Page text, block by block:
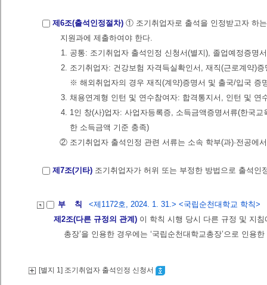
제6조(출석인정절차) ① 조기취업자로 출석을 인정받고자 하
지원과에 제출하여야 한다.
1. 공통: 조기취업자 출석인정 신청서(별지), 졸업예정증명
2. 조기취업자: 건강보험 자격득실확인서, 재직(근로계약)
※ 해외취업자의 경우 재직(계약)증명서 및 출국/입국 증
3. 채용연계형 인턴 및 연수참여자: 합격통지서, 인턴 및 연
4. 1인 창(사)업자: 사업자등록증, 소득금액증명서류(한국
한 소득금액 기준 충족)
② 조기취업자 출석인정 관련 서류는 소속 학부(과)·전공에
제7조(기타) 조기취업자가 허위 또는 부정한 방법으로 출석
부 칙
<제1172호, 2024. 1. 31.> <국립순천대학교 학칙>
제2조(다른 규정의 관계) 이 학칙 시행 당시 다른 규정 및 지침
총장’을 인용한 경우에는 ‘국립순천대학교총장’으로 인용
[별지 1] 조기취업자 출석인정 신청서